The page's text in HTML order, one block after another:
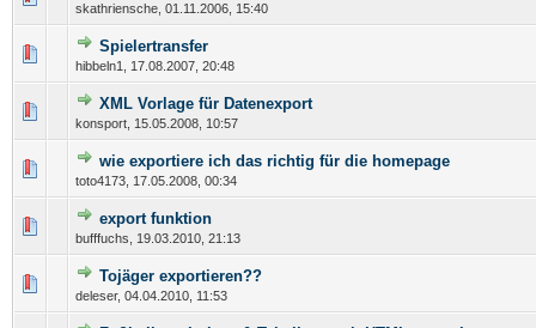
skathriensche, 01.11.2006, 15:40
Spielertransfer
hibbeln1, 17.08.2007, 20:48
XML Vorlage für Datenexport
konsport, 15.05.2008, 10:57
wie exportiere ich das richtig für die homepage
toto4173, 17.05.2008, 00:34
export funktion
bufffuchs, 19.03.2010, 21:13
Tojäger exportieren??
deleser, 04.04.2010, 11:53